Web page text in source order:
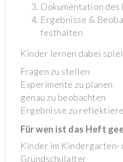
Dokumentation des
Ergebnisse &
festhalten
Kinder lernen dabei
Fragen zu stellen
Experimente zu planen
genau zu beobachten
Ergebnisse zu
Für wen ist das Heft
Kinder im Kindergarten-
Grundschulalter